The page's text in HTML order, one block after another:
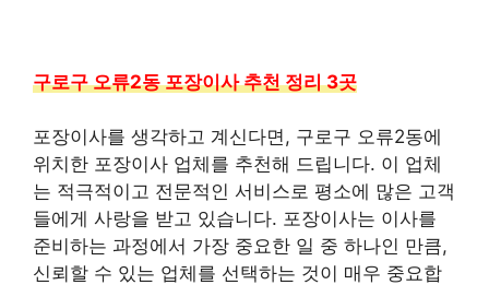
구로구 오류2동 포장이사 추천 정리 3곳
포장이사를 생각하고 계신다면, 구로구 오류2동에
위치한 포장이사 업체를 추천해 드립니다. 이 업체
는 적극적이고 전문적인 서비스로 평소에 많은 고객
들에게 사랑을 받고 있습니다. 포장이사는 이사를
준비하는 과정에서 가장 중요한 일 중 하나인 만큼,
신뢰할 수 있는 업체를 선택하는 것이 매우 중요합